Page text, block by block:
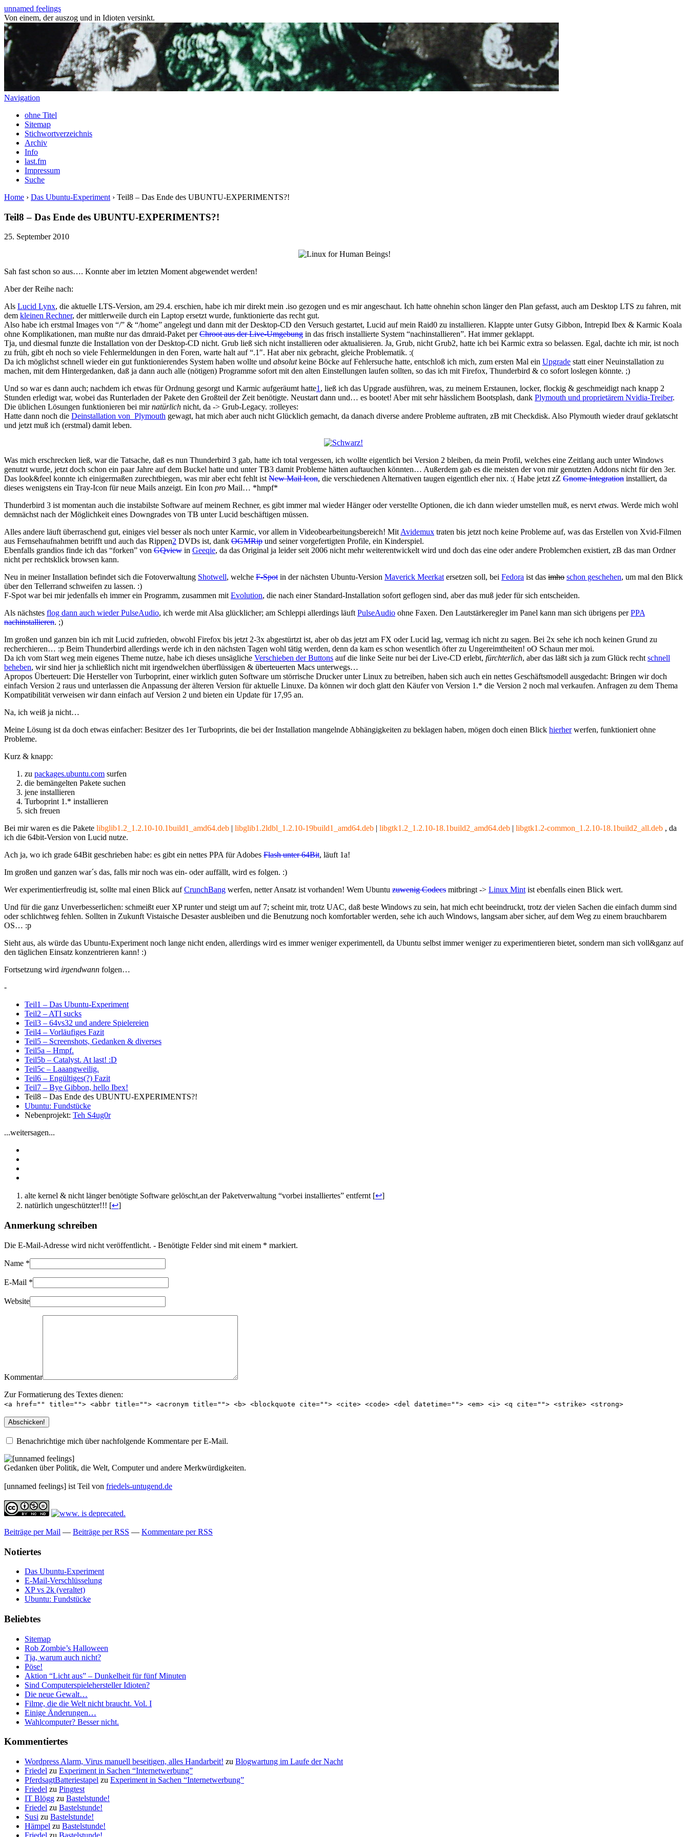
unnamed feelings
Von einem, der auszog und in Idioten versinkt.
Navigation
ohne Titel
Sitemap
Stichwortverzeichnis
Archiv
Info
last.fm
Impressum
Suche
Home › Das Ubuntu-Experiment › Teil8 – Das Ende des UBUNTU-EXPERIMENTS?!
Teil8 – Das Ende des UBUNTU-EXPERIMENTS?!
25. September 2010
Sah fast schon so aus…. Konnte aber im letzten Moment abgewendet werden!
Aber der Reihe nach:
Als Lucid Lynx, die aktuelle LTS-Version, am 29.4. erschien, habe ich mir direkt mein .iso gezogen und es mir angeschaut. Ich hatte ohnehin schon länger den Plan gefasst, auch am Desktop LTS zu fahren, mit
dem kleinen Rechner, der mittlerweile durch ein Laptop ersetzt wurde, funktionierte das recht gut.
Also habe ich erstmal Images von “/” & “/home” angelegt und dann mit der Desktop-CD den Versuch gestartet, Lucid auf mein Raid0 zu installieren. Klappte unter Gutsy Gibbon, Intrepid Ibex & Karmic Koala
ohne Komplikationen, man mußte nur das dmraid-Paket perChroot aus der Live-Umgebung in das frisch installierte System “nachinstallieren”. Hat immer geklappt.
Tja, und diesmal funzte die Installation von der Desktop-CD nicht. Grub ließ sich nicht installieren oder aktualisieren. Ja, Grub, nicht Grub2, hatte ich bei Karmic extra so belassen. Egal, dachte ich mir, ist noch
zu früh, gibt eh noch so viele Fehlermeldungen in den Foren, warte halt auf “.1″. Hat aber nix gebracht, gleiche Problematik. :(
Da ich möglichst schnell wieder ein gut funktionierendes System haben wollte und absolutkeine Böcke auf Fehlersuche hatte, entschloß ich mich, zum ersten Mal ein Upgrade statt einer Neuinstallation zu
machen, mit dem Hintergedanken, daß ja dann auch alle (nötigen) Programme sofort mit den alten Einstellungen laufen sollten, so das ich mit Firefox, Thunderbird & co sofort loslegen könnte. ;)
Und so war es dann auch; nachdem ich etwas für Ordnung gesorgt und Karmic aufgeräumt hatte1, ließ ich das Upgrade ausführen, was, zu meinem Erstaunen, locker, flockig & geschmeidigt nach knapp 2
Stunden erledigt war, wobei das Runterladen der Pakete den Großteil der Zeit benötigte. Neustart dann und… es bootet! Aber mit sehr hässlichem Bootsplash, dank Plymouth und proprietärem Nvidia-Treiber.
Die üblichen Lösungen funktionieren bei mirnatürlich nicht, da -> Grub-Legacy. :rolleyes:
Hatte dann noch die Deinstallation von Plymouth gewagt, hat mich aber auch nicht Glücklich gemacht, da danach diverse andere Probleme auftraten, zB mit Checkdisk. Also Plymouth wieder drauf geklatscht
und jetzt muß ich (erstmal) damit leben.
Was mich erschrecken ließ, war die Tatsache, daß es nun Thunderbird 3 gab, hatte ich total vergessen, ich wollte eigentlich bei Version 2 bleiben, da mein Profil, welches eine Zeitlang auch unter Windows
genutzt wurde, jetzt doch schon ein paar Jahre auf dem Buckel hatte und unter TB3 damit Probleme hätten auftauchen könnten… Außerdem gab es die meisten der von mir genutzten Addons nicht für den 3er.
Das look&feel konnte ich einigermaßen zurechtbiegen, was mir aber echt fehlt istNew Mail Icon, die verschiedenen Alternativen taugen eigentlich eher nix. :( Habe jetzt zZ Gnome Integration installiert, da
dieses wenigstens ein Tray-Icon für neue Mails anzeigt. Ein Icon pro Mail… *hmpf*
Thunderbird 3 ist momentan auch die instabilste Software auf meinem Rechner, es gibt immer mal wieder Hänger oder verstellte Optionen, die ich dann wieder umstellen muß, es nervtetwas. Werde mich wohl
demnächst nach der Möglichkeit eines Downgrades von TB unter Lucid beschäftigen müssen.
Alles andere läuft überraschend gut, einiges viel besser als noch unter Karmic, vor allem in Videobearbeitungsbereich! MitAvidemux traten bis jetzt noch keine Probleme auf, was das Erstellen von Xvid-Filmen
aus Fernsehaufnahmen betrifft und auch das Rippen2 DVDs ist, dank OGMRip und seiner vorgefertigten Profile, ein Kinderspiel.
Ebenfalls grandios finde ich das “forken” von GQview in Geeqie, da das Original ja leider seit 2006 nicht mehr weiterentwickelt wird und doch das eine oder andere Problemchen existiert, zB das man Ordner
nicht per rechtsklick browsen kann.
Neu in meiner Installation befindet sich die Fotoverwaltung Shotwell, welche F-Spotin der nächsten Ubuntu-Version Maverick Meerkatersetzen soll, bei Fedora ist das imho schon geschehen, um mal den Blick
über den Tellerrand schweifen zu lassen. :)
F-Spot war bei mir jedenfalls eh immer ein Programm, zusammen mitEvolution, die nach einer Standard-Installation sofort geflogen sind, aber das muß jeder für sich entscheiden.
Als nächstes flog dann auch wieder PulseAudio, ich werde mit Alsa glücklicher; am Schleppi allerdings läuftPulseAudio ohne Faxen. Den Lautstärkeregler im Panel kann man sich übrigens perPPA
nachinstallieren. ;)
Im großen und ganzen bin ich mit Lucid zufrieden, obwohl Firefox bis jetzt 2-3x abgestürtzt ist, aber ob das jetzt am FX oder Lucid lag, vermag ich nicht zu sagen. Bei 2x sehe ich noch keinen Grund zu
recherchieren… :p Beim Thunderbird allerdings werde ich in den nächsten Tagen wohl tätig werden, denn da kam es schon wesentlich öfter zu Ungereimtheiten! oO Schaun mer moi.
Da ich vom Start weg mein eigenes Theme nutze, habe ich dieses unsägliche Verschieben der Buttons auf die linke Seite nur bei der Live-CD erlebt, fürchterlich, aber das läßt sich ja zum Glück rechtschnell
beheben, wir sind hier ja schließlich nicht mit irgendwelchen überflüssigen & überteuerten Macs unterwegs…
Apropos Überteuert: Die Hersteller von Turboprint, einer wirklich guten Software um störrische Drucker unter Linux zu betreiben, haben sich auch ein nettes Geschäftsmodell ausgedacht: Bringen wir doch
einfach Version 2 raus und unterlassen die Anpassung der älteren Version für aktuelle Linuxe. Da können wir doch glatt den Käufer von Version 1.* die Version 2 noch mal verkaufen. Anfragen zu dem Thema
Kompatibilität verweisen wir dann einfach auf Version 2 und bieten ein Update für 17,95 an.
Na, ich weiß ja nicht…
Meine Lösung ist da doch etwas einfacher: Besitzer des 1er Turboprints, die bei der Installation mangelnde Abhängigkeiten zu beklagen haben, mögen doch einen Blick hierherwerfen, funktioniert ohne
Probleme.
Kurz & knapp:
zu packages.ubuntu.com surfen
die bemängelten Pakete suchen
jene installieren
Turboprint 1.* installieren
sich freuen
Bei mir waren es die Pakete libglib1.2_1.2.10-10.1build1_amd64.deb | libglib1.2ldbl_1.2.10-19build1_amd64.deb | libgtk1.2_1.2.10-18.1build2_amd64.deb | libgtk1.2-common_1.2.10-18.1build2_all.deb , da
ich die 64bit-Version von Lucid nutze.
Ach ja, wo ich grade 64Bit geschrieben habe: es gibt ein nettes PPA für Adobes Flash unter 64Bit, läuft 1a!
Im großen und ganzen war´s das, falls mir noch was ein- oder auffällt, wird es folgen. :)
Wer experimentierfreudig ist, sollte mal einen Blick aufCrunchBang werfen, netter Ansatz ist vorhanden! Wem Ubuntu zuwenig Codecs mitbringt -> Linux Mintist ebenfalls einen Blick wert.
Und für die ganz Unverbesserlichen: schmeißt euer XP runter und steigt um auf 7; scheint mir, trotz UAC, daß beste Windows zu sein, hat mich echt beeindruckt, trotz der vielen Sachen die einfach dumm sind
oder schlichtweg fehlen. Sollten in Zukunft Vistaische Desaster ausbleiben und die Benutzung noch komfortabler werden, sehe ich auch Windows, langsam aber sicher, auf dem Weg zu einem brauchbarem
OS… :p
Sieht aus, als würde das Ubuntu-Experiment noch lange nicht enden, allerdings wird es immer weniger experimentell, da Ubuntu selbst immer weniger zu experimentieren bietet, sondern man sich voll&ganz auf
den täglichen Einsatz konzentrieren kann! :)
Fortsetzung wird irgendwann folgen…
-
Teil1 – Das Ubuntu-Experiment
Teil2 – ATI sucks
Teil3 – 64vs32 und andere Spielereien
Teil4 – Vorläufiges Fazit
Teil5 – Screenshots, Gedanken & diverses
Teil5a – Hmpf.
Teil5b – Catalyst. At last! :D
Teil5c – Laaangweilig.
Teil6 – Engültiges(?) Fazit
Teil7 – Bye Gibbon, hello Ibex!
Teil8 – Das Ende des UBUNTU-EXPERIMENTS?!
Ubuntu: Fundstücke
Nebenprojekt: Teh S4ug0r
...weitersagen...
alte kernel & nicht länger benötigte Software gelöscht,an der Paketverwaltung “vorbei installiertes” entfernt [↩]
natürlich ungeschützter!!! [↩]
Anmerkung schreiben
Die E-Mail-Adresse wird nicht veröffentlicht. - Benötigte Felder sind mit einem * markiert.
Name *
E-Mail *
Website
Kommentar
Zur Formatierung des Textes dienen:
<a href="" title=""> <abbr title=""> <acronym title=""> <b> <blockquote cite=""> <cite> <code> <del datetime=""> <em> <i> <q cite=""> <strike> <strong>
Benachrichtige mich über nachfolgende Kommentare per E-Mail.
Gedanken über Politik, die Welt, Computer und andere Merkwürdigkeiten.
[unnamed feelings] ist Teil von friedels-untugend.de
Beiträge per Mail — Beiträge per RSS — Kommentare per RSS
Notiertes
Das Ubuntu-Experiment
E-Mail-Verschlüsselung
XP vs 2k (veraltet)
Ubuntu: Fundstücke
Beliebtes
Sitemap
Rob Zombie’s Halloween
Tja, warum auch nicht?
Pöse!
Aktion “Licht aus” – Dunkelheit für fünf Minuten
Sind Computerspielehersteller Idioten?
Die neue Gewalt…
Filme, die die Welt nicht braucht. Vol. I
Einige Änderungen…
Wahlcomputer? Besser nicht.
Kommentiertes
Wordpress Alarm, Virus manuell beseitigen, alles Handarbeit! zu Blogwartung im Laufe der Nacht
Friedel zu Experiment in Sachen “Internetwerbung”
PferdsagtBatteriestapel zu Experiment in Sachen “Internetwerbung”
Friedel zu Pingtest
IT Blögg zu Bastelstunde!
Friedel zu Bastelstunde!
Susi zu Bastelstunde!
Hämpel zu Bastelstunde!